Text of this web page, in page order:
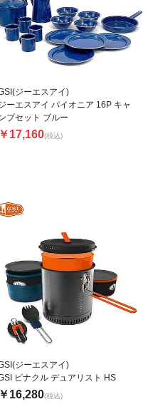
ジーエスアイ)
ーエスアイ パイオニア 16P キャ
プセット ブルー
￥17,160(税込)
ジーエスアイ)
ピナクル デュアリスト HS
￥16,280(税込)